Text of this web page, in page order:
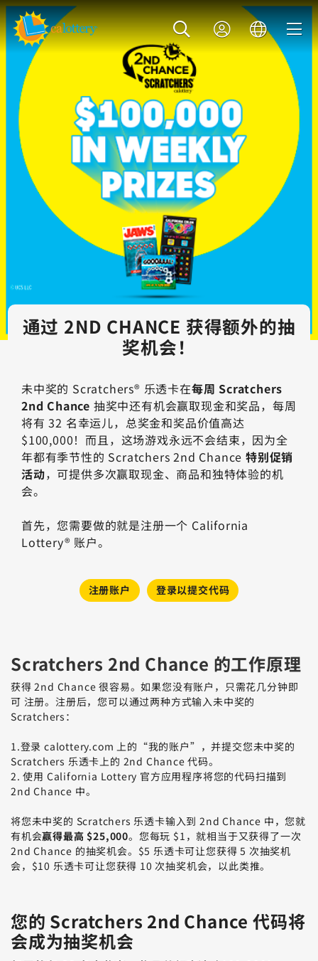
通过 2ND CHANCE 获得额外的抽
奖机会！
未中奖的 Scratchers® 乐透卡在每周 Scratchers
2nd Chance 抽奖中还有机会赢取现金和奖品，每周
将有 32 名幸运儿，总奖金和奖品价值高达
$100,000！而且，这场游戏永远不会结束，因为全
年都有季节性的 Scratchers 2nd Chance 特别促销
活动，可提供多次赢取现金、商品和独特体验的机
会。
首先，您需要做的就是注册一个 California
Lottery® 账户。
注册账户 登录以提交代码
Scratchers 2nd Chance 的工作原理
获得 2nd Chance 很容易。如果您没有账户，只需花几分钟即
可 注册。注册后，您可以通过两种方式输入未中奖的
Scratchers：
1.登录 calottery.com 上的“我的账户”，并提交您未中奖的
Scratchers 乐透卡上的 2nd Chance 代码。
2. 使用 California Lottery 官方应用程序将您的代码扫描到
2nd Chance 中。
将您未中奖的 Scratchers 乐透卡输入到 2nd Chance 中，您就
有机会赢得最高 $25,000。您每玩 $1，就相当于又获得了一次
2nd Chance 的抽奖机会。$5 乐透卡可让您获得 5 次抽奖机
会，$10 乐透卡可让您获得 10 次抽奖机会，以此类推。
您的 Scratchers 2nd Chance 代码将
会成为抽奖机会